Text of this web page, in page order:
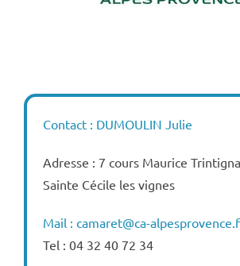
Contact : DUMOULIN Julie
Adresse : 7 cours Maurice
Sainte Cécile les vignes
Mail : camaret@ca-
Tel : 04 32 40 72 34